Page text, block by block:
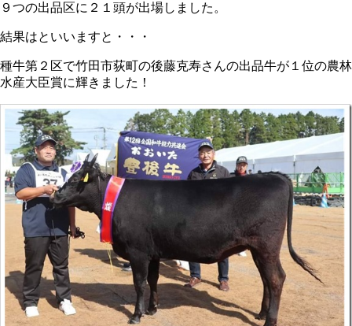
９つの出品区に２１頭が出場しました。
結果はといいますと・・・
種牛第２区で竹田市荻町の後藤克寿さんの出品牛が１位の農林
水産大臣賞に輝きました！